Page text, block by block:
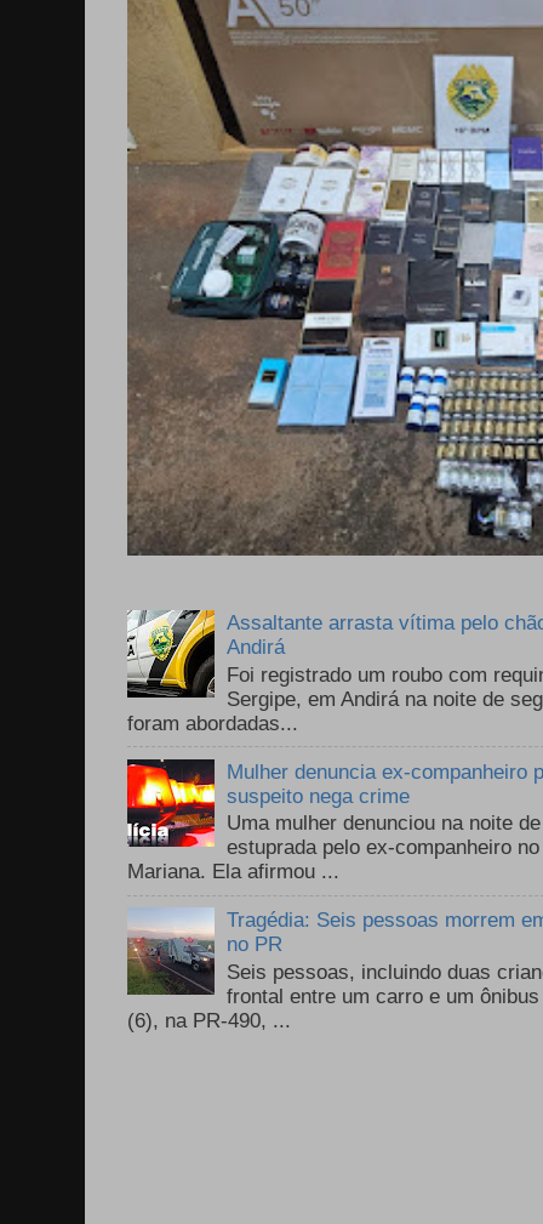
Assaltante arrasta vítima pelo
Andirá
Foi registrado um roubo com
Sergipe, em Andirá na noite de
foram abordadas...
Mulher denuncia ex-companheiro
suspeito nega crime
Uma mulher denunciou na noite
estuprada pelo ex-companheiro
Mariana. Ela afirmou ...
Tragédia: Seis pessoas morrem
no PR
Seis pessoas, incluindo duas
frontal entre um carro e um
(6), na PR-490, ...